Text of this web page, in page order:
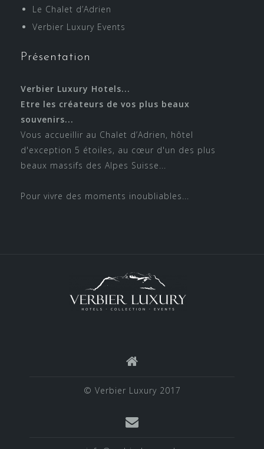
Le Chalet d’Adrien
Verbier Luxury Events
Présentation
Verbier Luxury Hotels...
Etre les créateurs de vos plus beaux
souvenirs...
Vous accueillir au Chalet d’Adrien, hôtel
d'exception 5 étoiles, au cœur d'un des plus
beaux massifs des Alpes Suisse...
Pour vivre des moments inoubliables...
© Verbier Luxury 2017